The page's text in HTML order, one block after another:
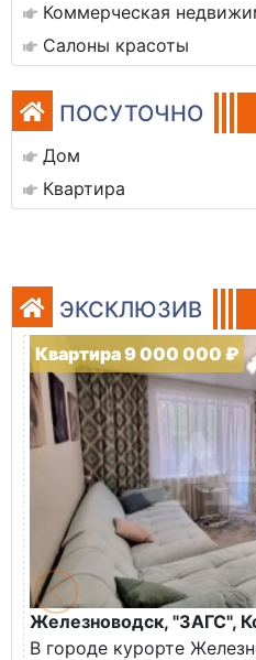
Коммерческая
Салоны красоты
ПОСУТОЧНО
Дом
Квартира
ЭКСКЛЮЗИВ
Квартира 9 000 000 ₽
Железноводск, "ЗАГС",
В городе курорте